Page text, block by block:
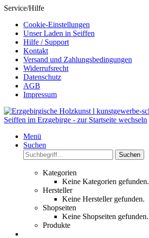
Service/Hilfe
Cookie-Einstellungen
Unser Laden in Seiffen
Hilfe / Support
Kontakt
Versand und Zahlungsbedingungen
Widerrufsrecht
Datenschutz
AGB
Impressum
Menü
Suchen
Suchen
Kategorien
Keine Kategorien gefunden.
Hersteller
Keine Hersteller gefunden.
Shopseiten
Keine Shopseiten gefunden.
Produkte